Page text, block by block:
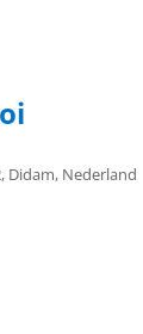
Didam, Nederland